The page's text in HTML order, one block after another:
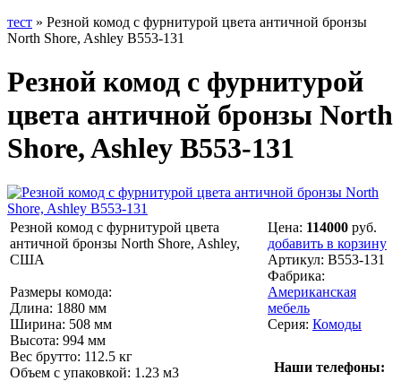
тест » Резной комод с фурнитурой цвета античной бронзы
North Shore, Ashley B553-131
Резной комод с фурнитурой
цвета античной бронзы North
Shore, Ashley B553-131
Резной комод с фурнитурой цвета
античной бронзы North Shore, Ashley,
США
Размеры комода:
Длина: 1880 мм
Ширина: 508 мм
Высота: 994 мм
Вес брутто: 112.5 кг
Объем с упаковкой: 1.23 м3
Цена: 114000 руб.
добавить в корзину
Артикул: B553-131
Фабрика:
Американская
мебель
Серия: Комоды
Наши телефоны: